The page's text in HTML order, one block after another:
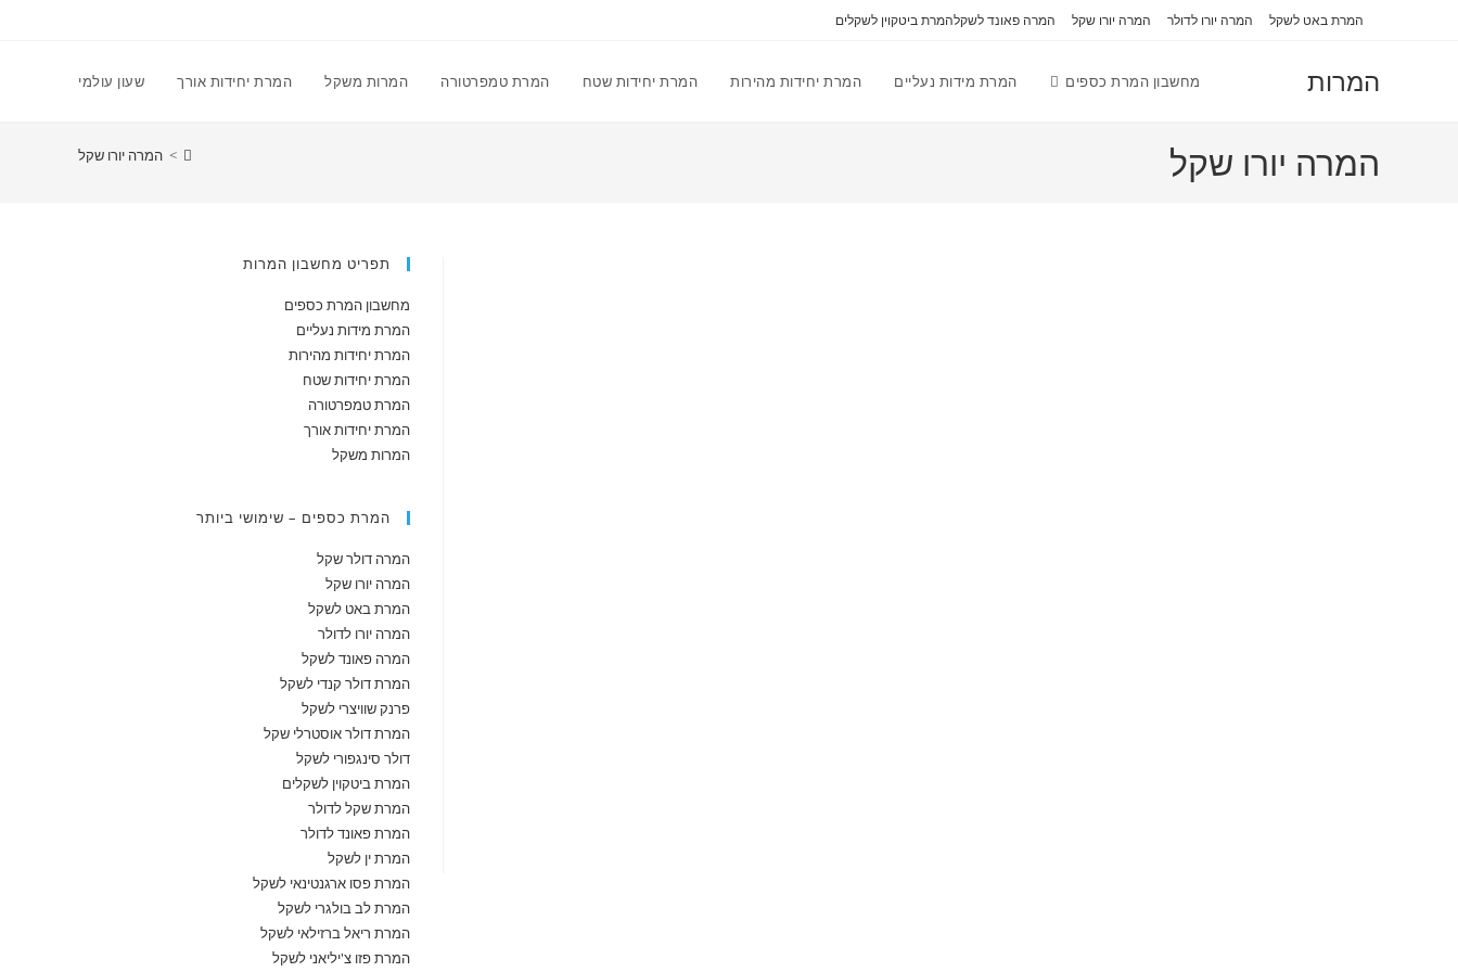
המרת באט לשקל המרה יורו לדולר המרה יורו שקל המרה פאונד לשקלהמרת ביטקוין לשקלים
המרות מחשבון המרת כספים המרת מידות נעליים המרת יחידות מהירות המרת יחידות שטח המרת טמפרטורה המרות משקל המרת יחידות אורך שעון עולמי
המרה יורו שקל > המרה יורו שקל
תפריט מחשבון המרות
מחשבון המרת כספים
המרת מידות נעליים
המרת יחידות מהירות
המרת יחידות שטח
המרת טמפרטורה
המרת יחידות אורך
המרות משקל
המרת כספים – שימושי ביותר
המרה דולר שקל
המרה יורו שקל
המרת באט לשקל
המרה יורו לדולר
המרה פאונד לשקל
המרת דולר קנדי לשקל
פרנק שוויצרי לשקל
המרת דולר אוסטרלי שקל
דולר סינגפורי לשקל
המרת ביטקוין לשקלים
המרת שקל לדולר
המרת פאונד לדולר
המרת ין לשקל
המרת פסו ארגנטינאי לשקל
המרת לב בולגרי לשקל
המרת ריאל ברזילאי לשקל
המרת פזו צ'יליאני לשקל